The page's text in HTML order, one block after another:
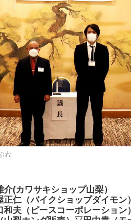
れ
(カワサキショップ山梨）
仁（バイクショップダイモン）
夫（ピースコーポレーション）